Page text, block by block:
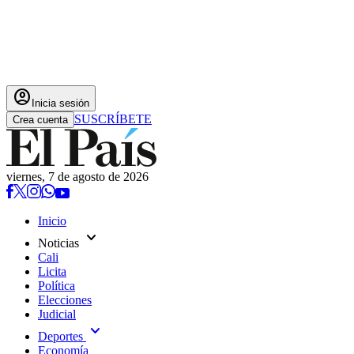
account_circle Inicia sesión
Crea cuenta SUSCRÍBETE
viernes, 7 de agosto de 2026
Inicio
Noticias expand_more
Cali
Licita
Política
Elecciones
Judicial
Deportes expand_more
Economía